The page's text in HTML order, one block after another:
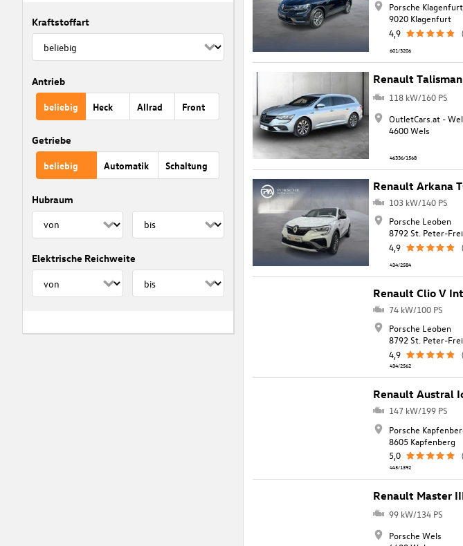
Kraftstoffart
Antrieb
beliebig Heck Allrad Front
Getriebe
beliebig Automatik Schaltung
Hubraum
Elektrische Reichweite
Porsche Klagenfurt
9020 Klagenfurt
4,9
601/3206
Renault
118 kW/160 PS
OutletCars.at -
4600 Wels
46336/1568
Renault Arkana
103 kW/140 PS
Porsche Leoben
8792 St. Peter-
4,9
434/2584
Renault Clio V
74 kW/100 PS
Porsche Leoben
8792 St. Peter-
4,9
434/2562
Renault Austral
147 kW/199 PS
Porsche
8605 Kapfenberg
5,0
445/1392
Renault Master
99 kW/134 PS
Porsche Wels